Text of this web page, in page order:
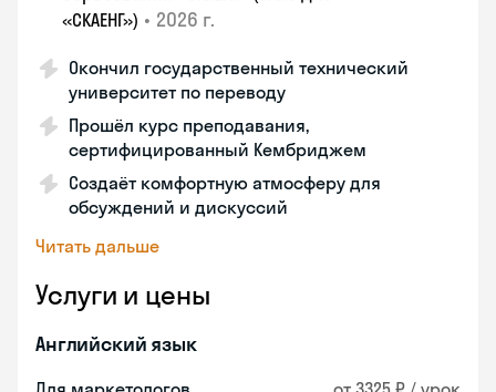
«СКАЕНГ») • 2026 г.
Окончил государственный технический
университет по переводу
Прошёл курс преподавания,
сертифицированный Кембриджем
Создаёт комфортную атмосферу для
обсуждений и дискуссий
Читать дальше
Услуги и цены
Английский язык